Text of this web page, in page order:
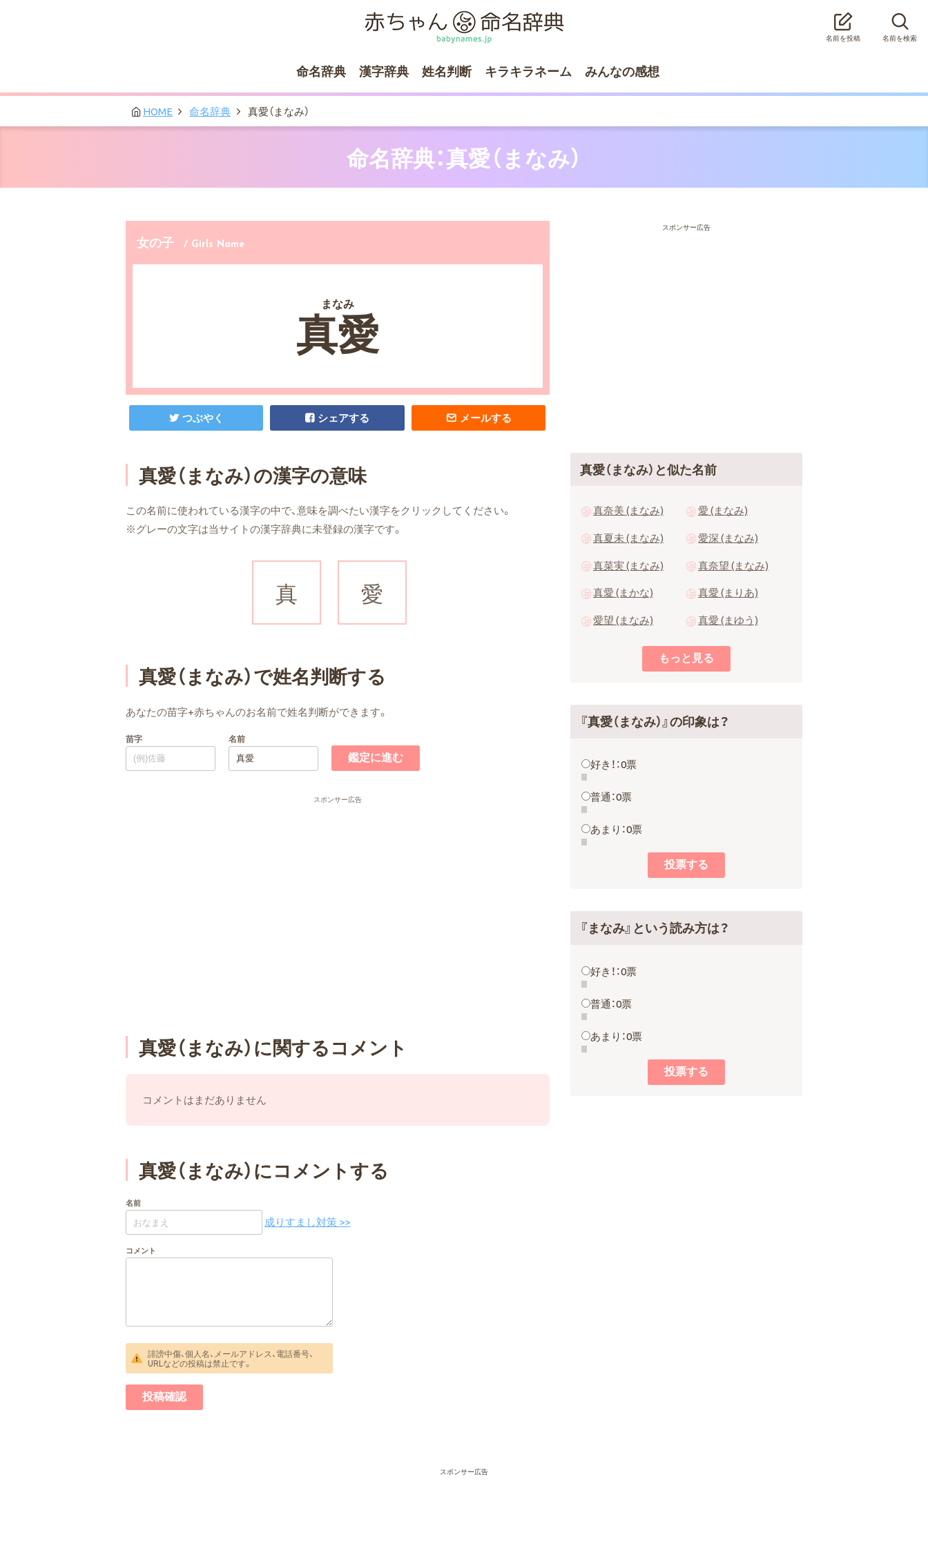
名前を投稿 名前を検索
命名辞典 漢字辞典 姓名判断 キラキラネーム みんなの感想
HOME 命名辞典 真愛（まなみ）
命名辞典：真愛（まなみ）
女の子 / Girls Name
まなみ
真愛
つぶやく シェアする メールする
真愛（まなみ）の漢字の意味
この名前に使われている漢字の中で、意味を調べたい漢字をクリックしてください。
※グレーの文字は当サイトの漢字辞典に未登録の漢字です。
真 愛
真愛（まなみ）で姓名判断する
あなたの苗字+赤ちゃんのお名前で姓名判断ができます。
苗字 名前
スポンサー広告
真愛（まなみ）に関するコメント
コメントはまだありません
真愛（まなみ）にコメントする
名前
成りすまし対策 >>
コメント
誹謗中傷、個人名、メールアドレス、電話番号、
URLなどの投稿は禁止です。
スポンサー広告
真愛（まなみ）と似た名前
真奈美 (まなみ)
愛 (まなみ)
真夏未 (まなみ)
愛深 (まなみ)
真菜実 (まなみ)
真奈望 (まなみ)
真愛 (まかな)
真愛 (まりあ)
愛望 (まなみ)
真愛 (まゆう)
『真愛（まなみ）』の印象は？
好き！：0票
普通：0票
あまり：0票
『まなみ』という読み方は？
好き！：0票
普通：0票
あまり：0票
スポンサー広告